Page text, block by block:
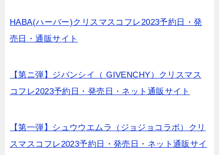
HABA(ハーバー)クリスマスコフレ2023予約日・発
売日・通販サイト
【第ニ弾】ジバンシイ（ GIVENCHY）クリスマス
コフレ2023予約日・発売日・ネット通販サイト
【第一弾】シュウウエムラ（ジョジョコラボ）クリ
スマスコフレ2023予約日・発売日・ネット通販サイ